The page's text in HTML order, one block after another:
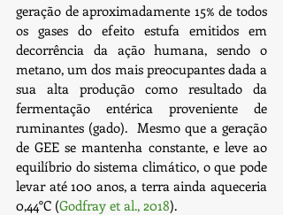
geração de aproximadamente 15% de todos
os gases do efeito estufa emitidos em
decorrência da ação humana, sendo o
metano, um dos mais preocupantes dada a
sua alta produção como resultado da
fermentação entérica proveniente de
ruminantes (gado).  Mesmo que a geração
de GEE se mantenha constante, e leve ao
equilíbrio do sistema climático, o que pode
levar até 100 anos, a terra ainda aqueceria
0,44°C (Godfray et al., 2018).